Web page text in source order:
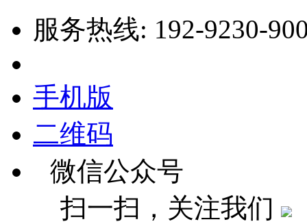
服务热线: 192-9230-
手机版
二维码
微信公众号
扫一扫，关注我们